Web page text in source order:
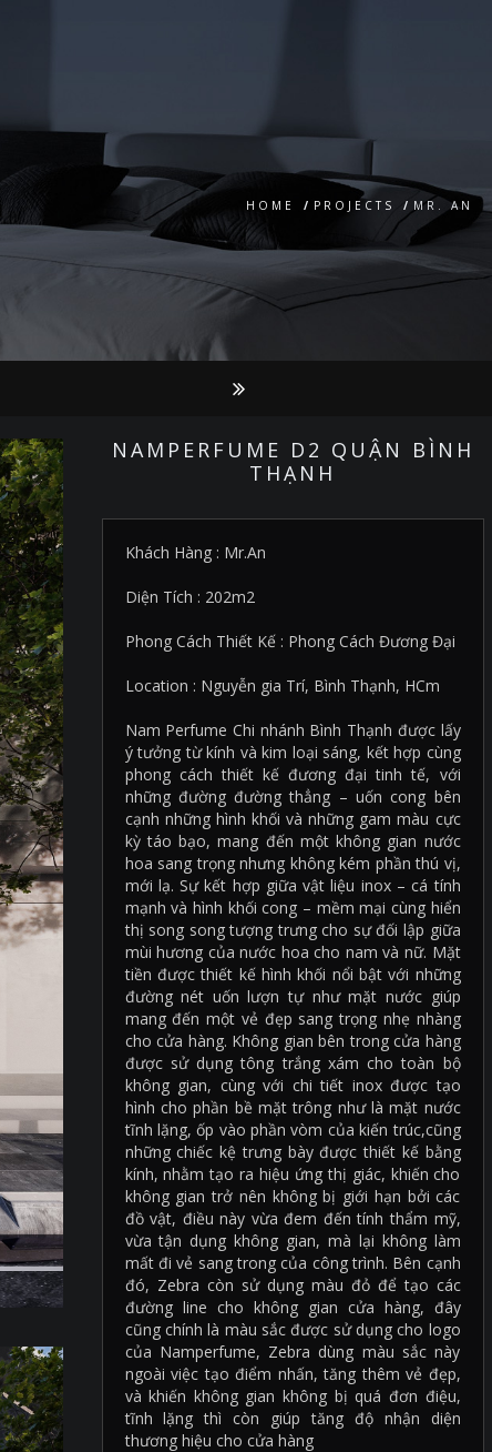
HOME / PROJECTS / MR. AN
NAMPERFUME D2 QUẬN BÌNH
THẠNH
Khách Hàng : Mr.An
Diện Tích : 202m2
Phong Cách Thiết Kế : Phong Cách Đương Đại
Location : Nguyễn gia Trí, Bình Thạnh, HCm
Nam Perfume Chi nhánh Bình Thạnh được lấy
ý tưởng từ kính và kim loại sáng, kết hợp cùng
phong cách thiết kế đương đại tinh tế, với
những đường đường thẳng – uốn cong bên
cạnh những hình khối và những gam màu cực
kỳ táo bạo, mang đến một không gian nước
hoa sang trọng nhưng không kém phần thú vị,
mới lạ. Sự kết hợp giữa vật liệu inox – cá tính
mạnh và hình khối cong – mềm mại cùng hiển
thị song song tượng trưng cho sự đối lập giữa
mùi hương của nước hoa cho nam và nữ. Mặt
tiền được thiết kế hình khối nổi bật với những
đường nét uốn lượn tự như mặt nước giúp
mang đến một vẻ đẹp sang trọng nhẹ nhàng
cho cửa hàng. Không gian bên trong cửa hàng
được sử dụng tông trắng xám cho toàn bộ
không gian, cùng với chi tiết inox được tạo
hình cho phần bề mặt trông như là mặt nước
tĩnh lặng, ốp vào phần vòm của kiến trúc,cũng
những chiếc kệ trưng bày được thiết kế bằng
kính, nhằm tạo ra hiệu ứng thị giác, khiến cho
không gian trở nên không bị giới hạn bởi các
đồ vật, điều này vừa đem đến tính thẩm mỹ,
vừa tận dụng không gian, mà lại không làm
mất đi vẻ sang trong của công trình. Bên cạnh
đó, Zebra còn sử dụng màu đỏ để tạo các
đường line cho không gian cửa hàng, đây
cũng chính là màu sắc được sử dụng cho logo
của Namperfume, Zebra dùng màu sắc này
ngoài việc tạo điểm nhấn, tăng thêm vẻ đẹp,
và khiến không gian không bị quá đơn điệu,
tĩnh lặng thì còn giúp tăng độ nhận diện
thương hiệu cho cửa hàng